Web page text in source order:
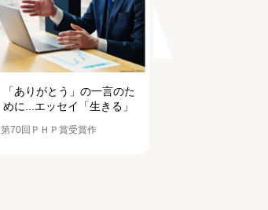
「ありがとう」の一言のた
めに...エッセイ「生きる」
第70回ＰＨＰ賞受賞作